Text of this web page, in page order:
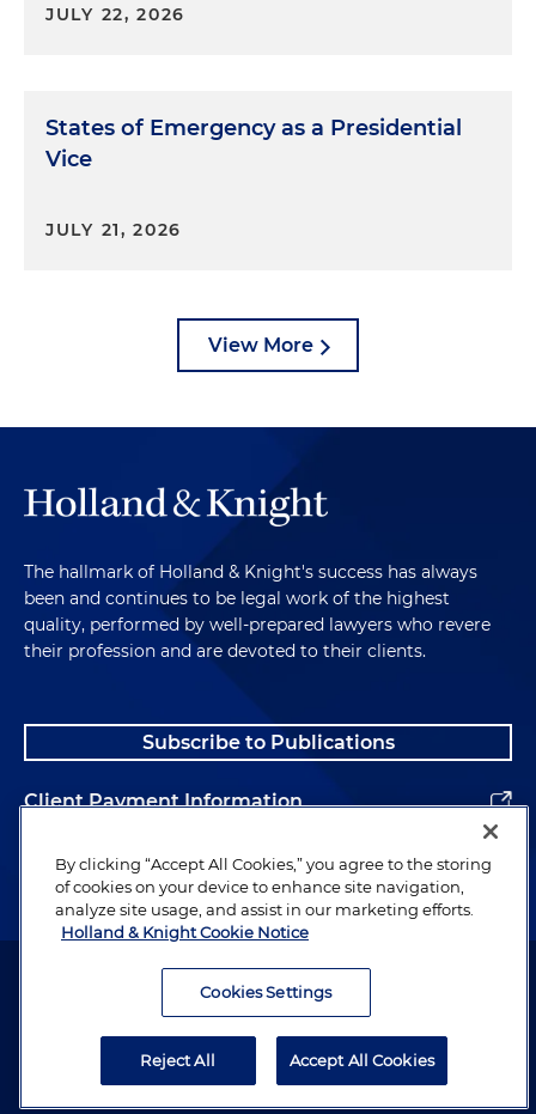
JULY 22, 2026
States of Emergency as a Presidential
Vice
JULY 21, 2026
View More
The hallmark of Holland & Knight's success has always
been and continues to be legal work of the highest
quality, performed by well-prepared lawyers who revere
their profession and are devoted to their clients.
Subscribe to Publications
Client Payment Information
Alumni
Attorney Advertising. Copyright © 1996–2026 Holland & Knight LLP.
By clicking “Accept All Cookies,” you agree to the storing
of cookies on your device to enhance site navigation,
analyze site usage, and assist in our marketing efforts.
Holland & Knight Cookie Notice
Cookies Settings
Reject All Accept All Cookies